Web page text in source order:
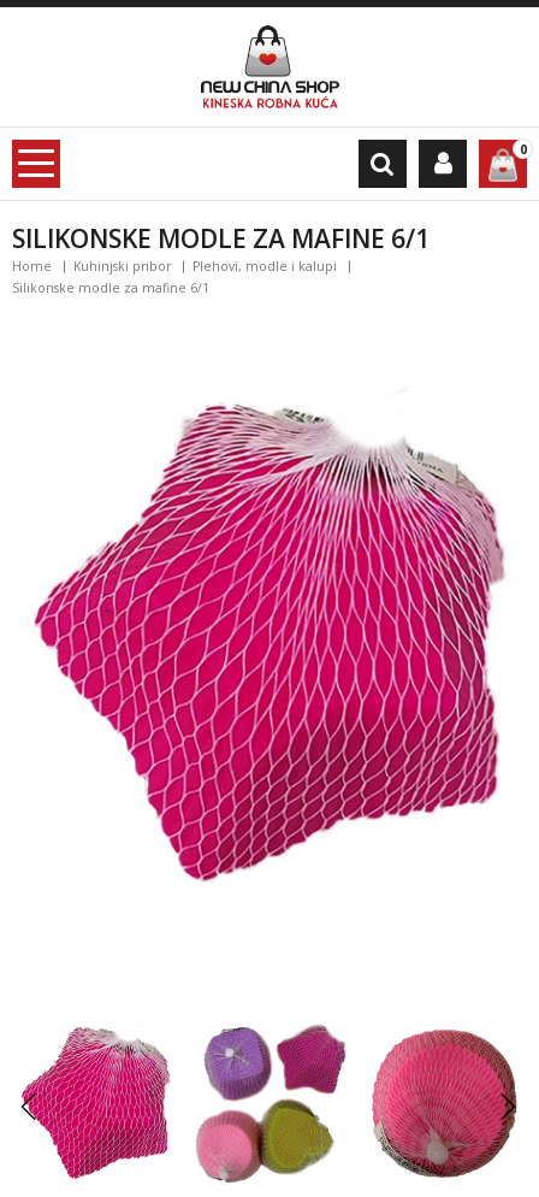
0
SILIKONSKE MODLE ZA MAFINE 6/1
Home Kuhinjski pribor
Plehovi, modle i kalupi
Silikonske modle za mafine 6/1